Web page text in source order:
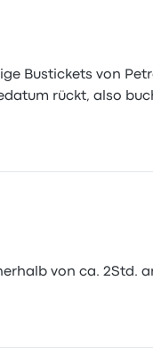
Bustickets von
rückt, also
von ca. 2Std.